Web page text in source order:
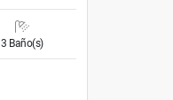
3 Baño(s)